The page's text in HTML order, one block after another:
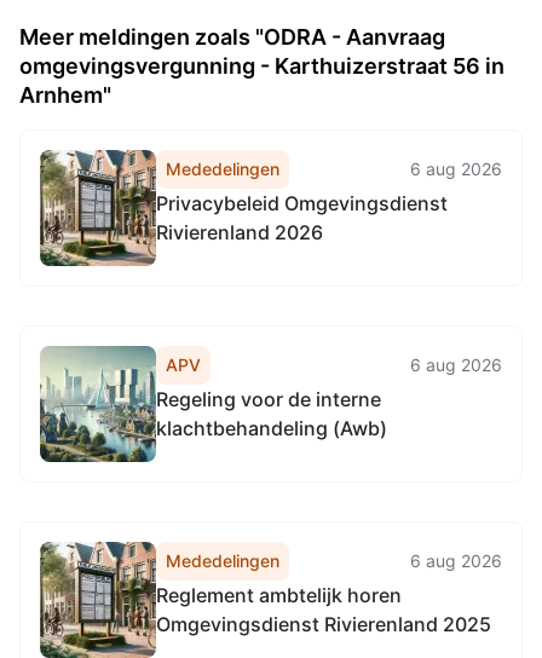
Meer meldingen zoals "ODRA - Aanvraag
omgevingsvergunning - Karthuizerstraat 56 in
Arnhem"
Mededelingen 6 aug 2026
Privacybeleid Omgevingsdienst
Rivierenland 2026
APV 6 aug 2026
Regeling voor de interne
klachtbehandeling (Awb)
Mededelingen 6 aug 2026
Reglement ambtelijk horen
Omgevingsdienst Rivierenland 2025